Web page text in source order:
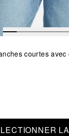
courtes